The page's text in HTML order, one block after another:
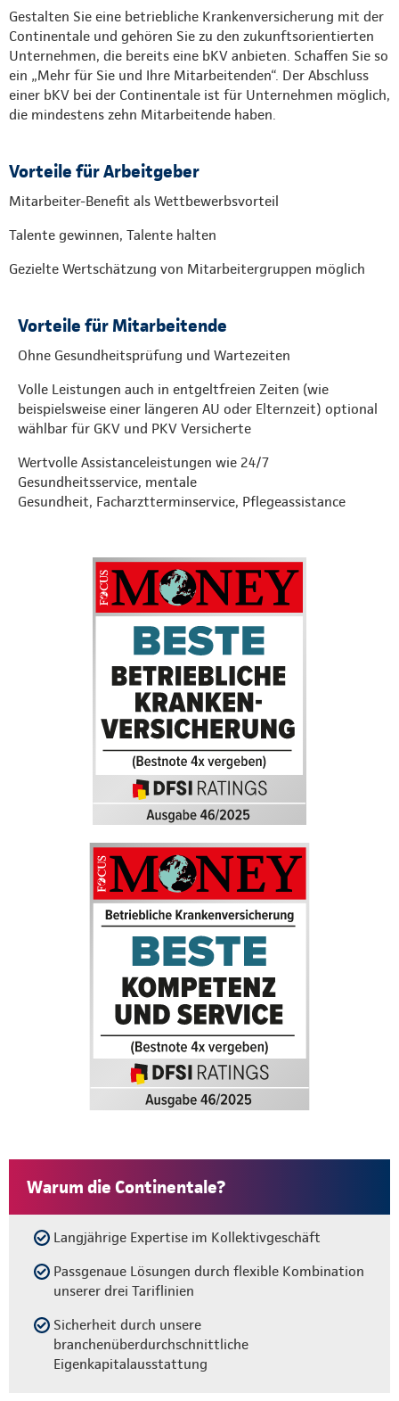
Gestalten Sie eine betriebliche Krankenversicherung mit der
Continentale und gehören Sie zu den zukunftsorientierten
Unternehmen, die bereits eine bKV anbieten. Schaffen Sie so
ein „Mehr für Sie und Ihre Mitarbeitenden“. Der Abschluss
einer bKV bei der Continentale ist für Unternehmen möglich,
die mindestens zehn Mitarbeitende haben.
Vorteile für Arbeitgeber
Mitarbeiter-Benefit als Wettbewerbsvorteil
Talente gewinnen, Talente halten
Gezielte Wertschätzung von Mitarbeitergruppen möglich
Vorteile für Mitarbeitende
Ohne Gesundheitsprüfung und Wartezeiten
Volle Leistungen auch in entgeltfreien Zeiten (wie
beispielsweise einer längeren AU oder Elternzeit) optional
wählbar für GKV und PKV Versicherte
Wertvolle Assistanceleistungen wie 24/7
Gesundheitsservice, mentale
Gesundheit, Facharztterminservice, Pflegeassistance
Warum die Continentale?
Langjährige Expertise im Kollektivgeschäft
Passgenaue Lösungen durch flexible Kombination
unserer drei Tariflinien
Sicherheit durch unsere
branchenüberdurchschnittliche
Eigenkapitalausstattung